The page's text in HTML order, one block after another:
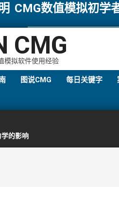
CMG数值模拟初学
CMG
模拟软件使用经验
图说CMG 每日关键字
的影响